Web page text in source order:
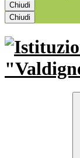
Chiudi
Chiudi